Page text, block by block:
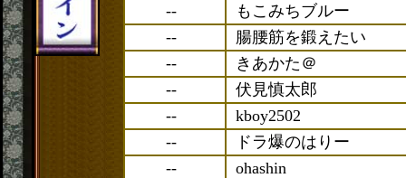
--
もこみちブルー
--
腸腰筋を鍛えたい
--
きあかた＠
--
伏見慎太郎
--
kboy2502
--
ドラ爆のはりー
--
ohashin